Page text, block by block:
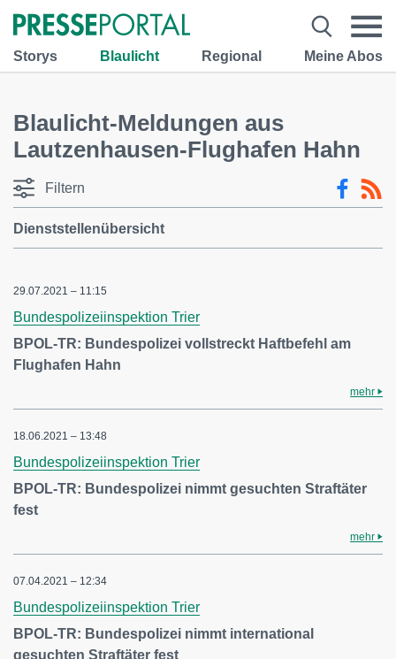
Storys Blaulicht Regional Meine Abos
Blaulicht-Meldungen aus
Lautzenhausen-Flughafen Hahn
Filtern
Dienststellenübersicht
29.07.2021 – 11:15
Bundespolizeiinspektion Trier
BPOL-TR: Bundespolizei vollstreckt Haftbefehl am
Flughafen Hahn
mehr
18.06.2021 – 13:48
Bundespolizeiinspektion Trier
BPOL-TR: Bundespolizei nimmt gesuchten Straftäter
fest
mehr
07.04.2021 – 12:34
Bundespolizeiinspektion Trier
BPOL-TR: Bundespolizei nimmt international
gesuchten Straftäter fest